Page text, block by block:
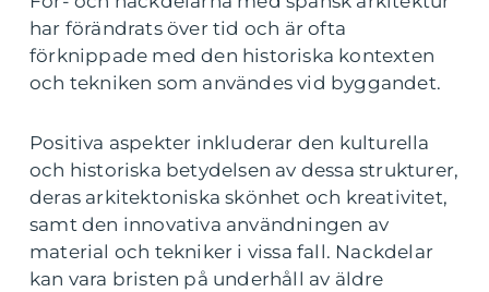
har förändrats över tid och är ofta
förknippade med den historiska kontexten
och tekniken som användes vid byggandet.
Positiva aspekter inkluderar den kulturella
och historiska betydelsen av dessa strukturer,
deras arkitektoniska skönhet och kreativitet,
samt den innovativa användningen av
material och tekniker i vissa fall. Nackdelar
kan vara bristen på underhåll av äldre